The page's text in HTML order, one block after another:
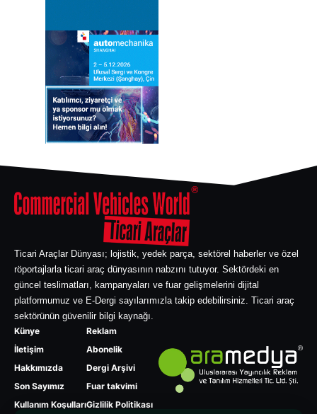
Ticari Araçlar Dünyası; lojistik, yedek parça, sektörel haberler ve özel
röportajlarla ticari araç dünyasının nabzını tutuyor. Sektördeki en
güncel teslimatları, kampanyaları ve fuar gelişmelerini dijital
platformumuz ve E-Dergi sayılarımızla takip edebilirsiniz. Ticari araç
sektörünün güvenilir bilgi kaynağı.
Künye
İletişim
Hakkımızda
Son Sayımız
Kullanım Koşulları
Reklam
Abonelik
Dergi Arşivi
Fuar takvimi
Gizlilik Politikası